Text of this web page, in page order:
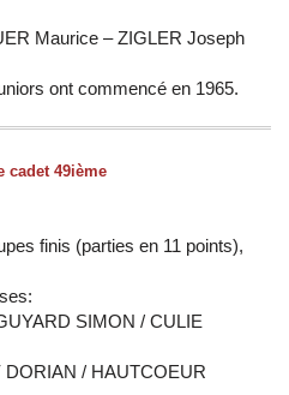
Maurice – ZIGLER Joseph
ont commencé en 1965.
cadet 49ième
finis (parties en 11 points),
SIMON / CULIE
DORIAN / HAUTCOEUR